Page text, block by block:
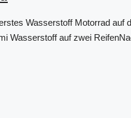
Wasserstoff Motorrad
Wasserstoff auf zwei